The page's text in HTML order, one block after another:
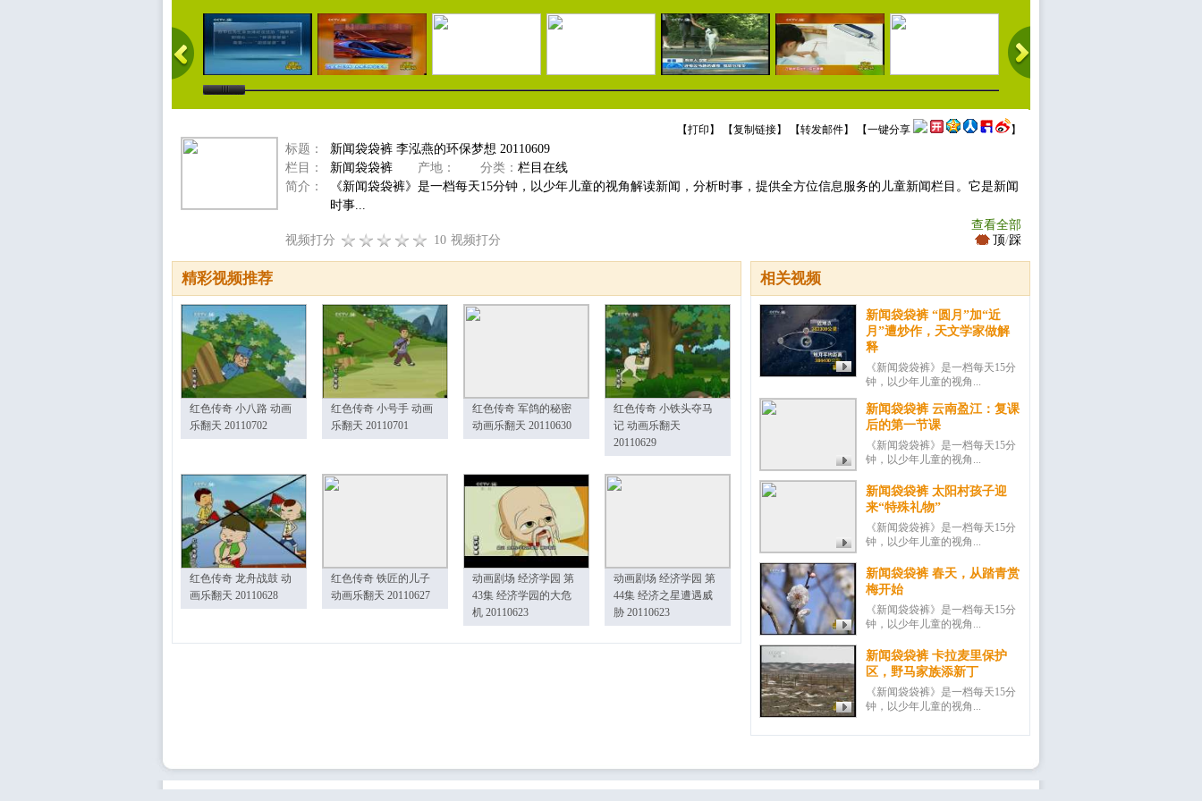
【打印 】 【复制链接】 【转发邮件】 【一键分享 】
标题：
新闻袋袋裤 李泓燕的环保梦想 20110609
栏目：
新闻袋袋裤 产地： 分类： 栏目在线
简介：
《新闻袋袋裤》是一档每天15分钟，以少年儿童的视角解读新闻，分析时事，提供全方位信息服务的儿童新闻栏目。它是新闻
时事...
查看全部
视频打分
10 视频打分 顶/踩
相关视频
新闻袋袋裤 “圆月”加“近
月”遭炒作，天文学家做解
释
《新闻袋袋裤》是一档每天15分
钟，以少年儿童的视角...
新闻袋袋裤 云南盈江：复课
后的第一节课
《新闻袋袋裤》是一档每天15分
钟，以少年儿童的视角...
新闻袋袋裤 太阳村孩子迎
来“特殊礼物”
《新闻袋袋裤》是一档每天15分
钟，以少年儿童的视角...
新闻袋袋裤 春天，从踏青赏
梅开始
《新闻袋袋裤》是一档每天15分
钟，以少年儿童的视角...
新闻袋袋裤 卡拉麦里保护
区，野马家族添新丁
《新闻袋袋裤》是一档每天15分
钟，以少年儿童的视角...
精彩视频推荐
红色传奇 小八路 动画
乐翻天 20110702
红色传奇 小号手 动画
乐翻天 20110701
红色传奇 军鸽的秘密
动画乐翻天 20110630
红色传奇 小铁头夺马
记 动画乐翻天
20110629
红色传奇 龙舟战鼓 动
画乐翻天 20110628
红色传奇 铁匠的儿子
动画乐翻天 20110627
动画剧场 经济学园 第
43集 经济学园的大危
机 20110623
动画剧场 经济学园 第
44集 经济之星遭遇威
胁 20110623